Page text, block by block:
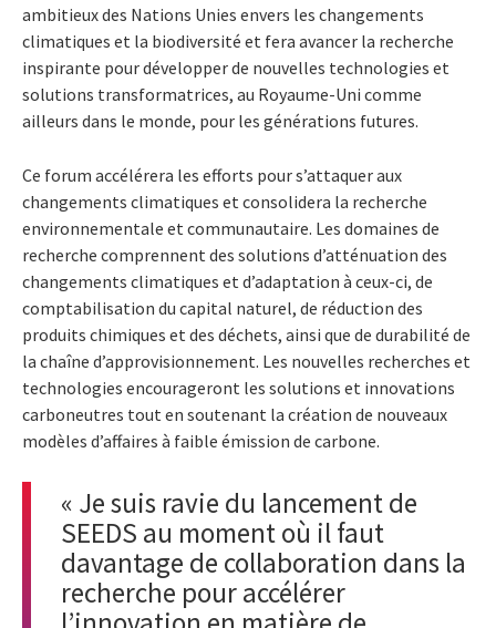
ambitieux des Nations Unies envers les changements
climatiques et la biodiversité et fera avancer la recherche
inspirante pour développer de nouvelles technologies et
solutions transformatrices, au Royaume-Uni comme
ailleurs dans le monde, pour les générations futures.
Ce forum accélérera les efforts pour s’attaquer aux
changements climatiques et consolidera la recherche
environnementale et communautaire. Les domaines de
recherche comprennent des solutions d’atténuation des
changements climatiques et d’adaptation à ceux-ci, de
comptabilisation du capital naturel, de réduction des
produits chimiques et des déchets, ainsi que de durabilité de
la chaîne d’approvisionnement. Les nouvelles recherches et
technologies encourageront les solutions et innovations
carboneutres tout en soutenant la création de nouveaux
modèles d’affaires à faible émission de carbone.
« Je suis ravie du lancement de
SEEDS au moment où il faut
davantage de collaboration dans la
recherche pour accélérer